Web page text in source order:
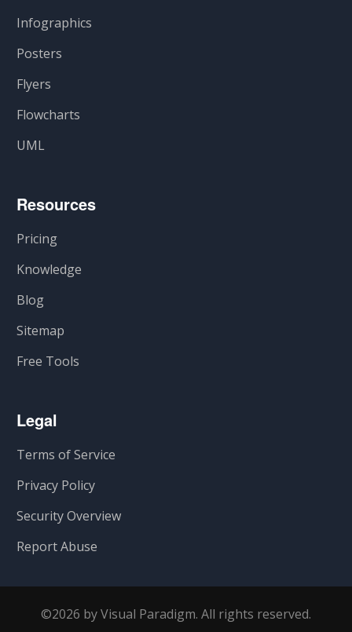
Infographics
Posters
Flyers
Flowcharts
UML
Resources
Pricing
Knowledge
Blog
Sitemap
Free Tools
Legal
Terms of Service
Privacy Policy
Security Overview
Report Abuse
©2026 by Visual Paradigm. All rights reserved.